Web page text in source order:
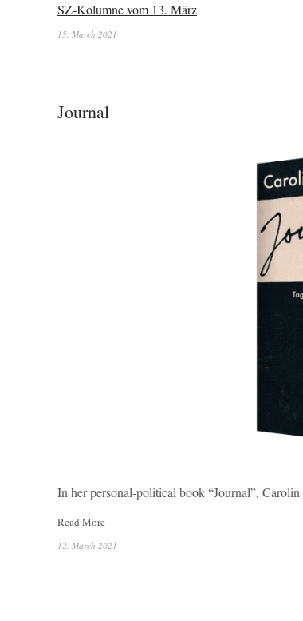
SZ-Kolumne vom 13. März
15. March 2021
Journal
In her personal-political book “Journal”,
Read More
12. March 2021